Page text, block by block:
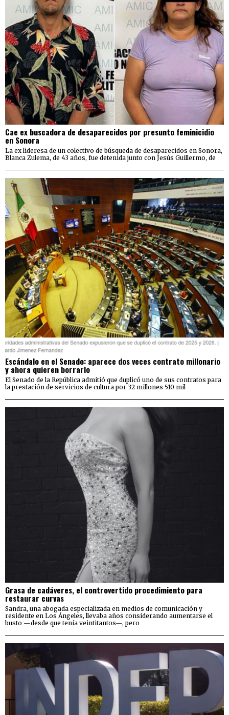
Cae ex buscadora de desaparecidos por presunto feminicidio
en Sonora
La ex lideresa de un colectivo de búsqueda de desaparecidos en Sonora,
Blanca Zulema, de 43 años, fue detenida junto con Jesús Guillermo, de
Escándalo en el Senado: aparece dos veces contrato millonario
y ahora quieren borrarlo
El Senado de la República admitió que duplicó uno de sus contratos para
la prestación de servicios de cultura por 32 millones 510 mil
Grasa de cadáveres, el controvertido procedimiento para
restaurar curvas
Sandra, una abogada especializada en medios de comunicación y
residente en Los Ángeles, llevaba años considerando aumentarse el
busto —desde que tenía veintitantos—, pero